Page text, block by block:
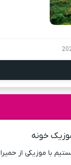
خونه
با موزیکی از حمیرا